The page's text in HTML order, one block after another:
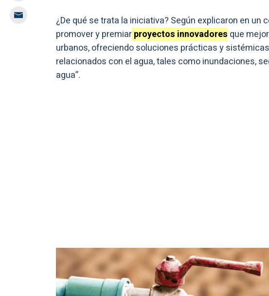
¿De qué se trata la iniciativa? Según explicaron en un
promover y premiarproyectos innovadores que
urbanos, ofreciendo soluciones prácticas y
relacionados con el agua, tales como inundaciones,
agua”.